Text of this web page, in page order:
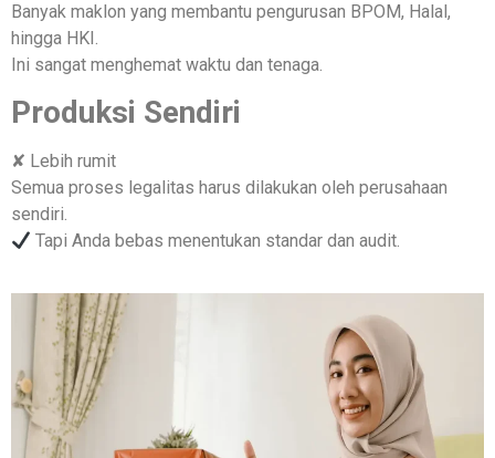
Banyak maklon yang membantu pengurusan BPOM, Halal,
hingga HKI.
Ini sangat menghemat waktu dan tenaga.
Produksi Sendiri
✘ Lebih rumit
Semua proses legalitas harus dilakukan oleh perusahaan
sendiri.
Tapi Anda bebas menentukan standar dan audit.